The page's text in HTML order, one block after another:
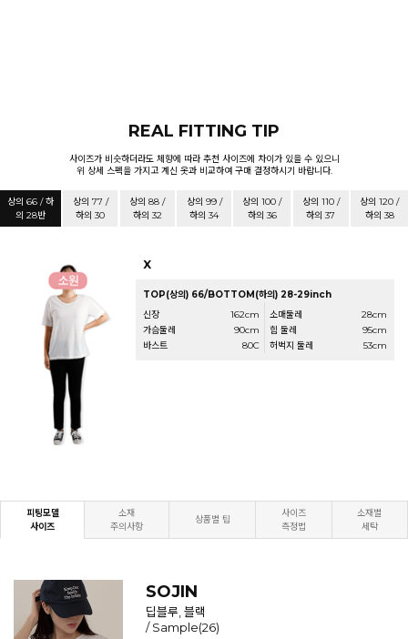
REAL FITTING TIP
사이즈가 비슷하더라도 체향에 따라 추천 사이즈에 차이가 있을 수 있으니
위 상세 스펙을 가지고 계신 옷과 비교하여 구매 결정하시기 바랍니다.
상의 66 / 하
의 28반
상의 77 /
하의 30
상의 88 /
하의 32
상의 99 /
하의 34
상의 100 /
하의 36
상의 110 /
하의 37
상의 120 /
하의 38
X
TOP(상의) 66/BOTTOM(하의) 28-29inch
신장
162cm
가슴둘레
90cm
바스트
80C
소매둘레
28cm
힙 둘레
95cm
허벅지 둘레
53cm
피팅모델
사이즈
소재
주의사항
상품별 팁
사이즈
측정법
소재별
세탁
SOJIN
딥블루, 블랙
/ Sample(26)